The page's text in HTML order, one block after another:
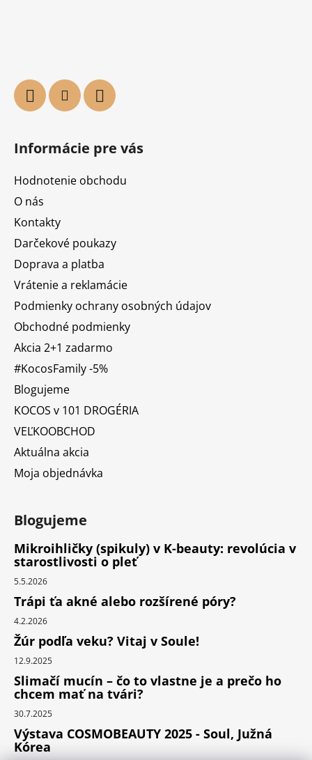
Informácie pre vás
Hodnotenie obchodu
O nás
Kontakty
Darčekové poukazy
Doprava a platba
Vrátenie a reklamácie
Podmienky ochrany osobných údajov
Obchodné podmienky
Akcia 2+1 zadarmo
#KocosFamily -5%
Blogujeme
KOCOS v 101 DROGÉRIA
VEĽKOOBCHOD
Aktuálna akcia
Moja objednávka
Blogujeme
Mikroihličky (spikuly) v K-beauty: revolúcia v
starostlivosti o pleť
5.5.2026
Trápi ťa akné alebo rozšírené póry?
4.2.2026
Žúr podľa veku? Vitaj v Soule!
12.9.2025
Slimačí mucín – čo to vlastne je a prečo ho
chcem mať na tvári?
30.7.2025
Výstava COSMOBEAUTY 2025 - Soul, Južná
Kórea